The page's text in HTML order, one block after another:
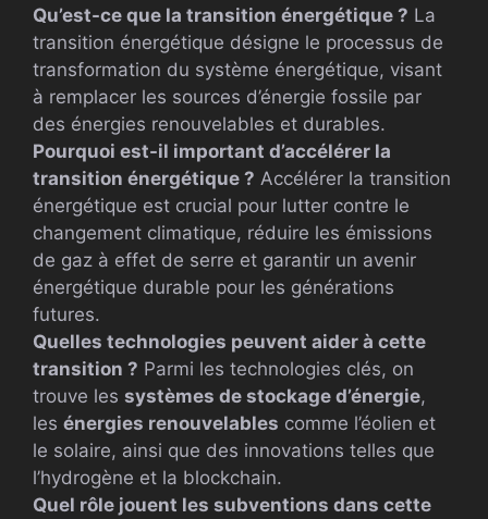
Qu’est-ce que la transition énergétique ? La
transition énergétique désigne le processus de
transformation du système énergétique, visant
à remplacer les sources d’énergie fossile par
des énergies renouvelables et durables.
Pourquoi est-il important d’accélérer la
transition énergétique ? Accélérer la transition
énergétique est crucial pour lutter contre le
changement climatique, réduire les émissions
de gaz à effet de serre et garantir un avenir
énergétique durable pour les générations
futures.
Quelles technologies peuvent aider à cette
transition ? Parmi les technologies clés, on
trouve les systèmes de stockage d’énergie,
les énergies renouvelables comme l’éolien et
le solaire, ainsi que des innovations telles que
l’hydrogène et la blockchain.
Quel rôle jouent les subventions dans cette